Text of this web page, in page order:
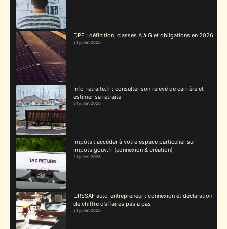
DPE : définition, classes A à G et obligations en 2026
21 juillet 2026
Info-retraite.fr : consulter son relevé de carrière et
estimer sa retraite
21 juillet 2026
Impôts : accéder à votre espace particulier sur
impots.gouv.fr (connexion & création)
21 juillet 2026
URSSAF auto-entrepreneur : connexion et déclaration
de chiffre d’affaires pas à pas
21 juillet 2026